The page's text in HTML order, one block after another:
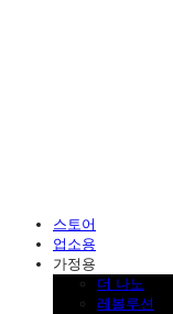
스토어
업소용
가정용
더 나노
레볼루션